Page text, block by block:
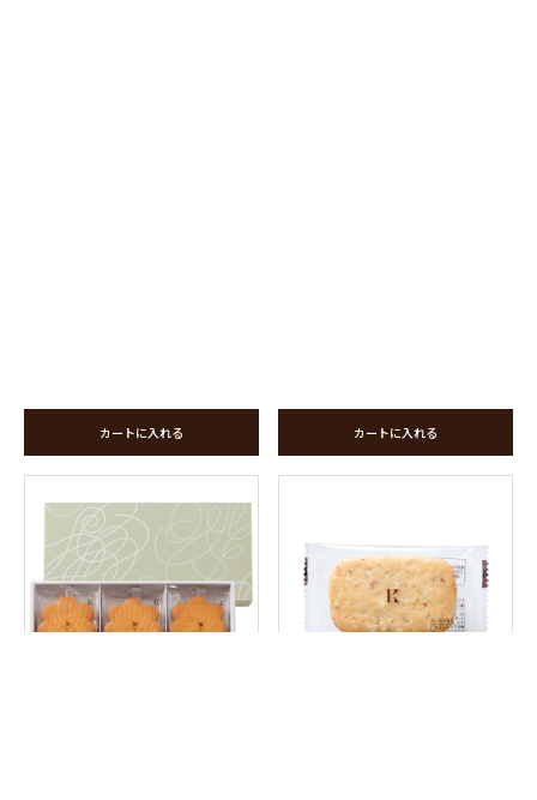
カートに入れる カートに入れる